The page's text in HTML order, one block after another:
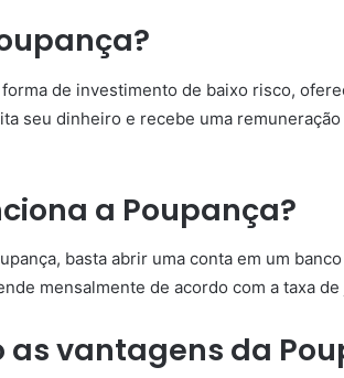
forma de investimento de baixo risco,
seu dinheiro e recebe uma
a Poupança?
basta abrir uma conta em um
mensalmente de acordo com a taxa
as vantagens da